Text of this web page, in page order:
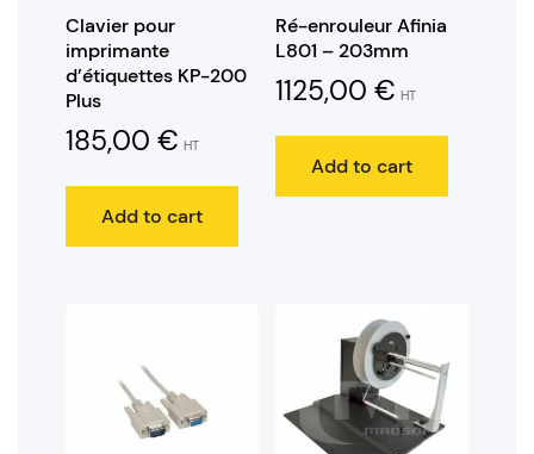
Clavier pour
imprimante
d’étiquettes KP-200
Plus
185,00 € HT
Add to cart
Ré-enrouleur Afinia
L801 – 203mm
1125,00 € HT
Add to cart